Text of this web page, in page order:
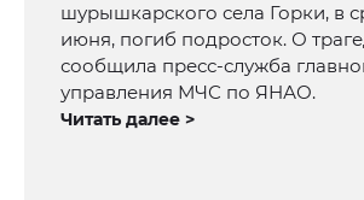
шурышкарского села Горки, в
июня, погиб подросток. О
сообщила пресс-служба
управления МЧС по ЯНАО.
Читать далее >